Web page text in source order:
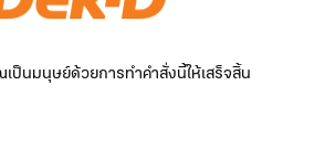
ป็นมนุษย์ด้วยการทำคำสั่งนี้ให้เสร็จสิ้น